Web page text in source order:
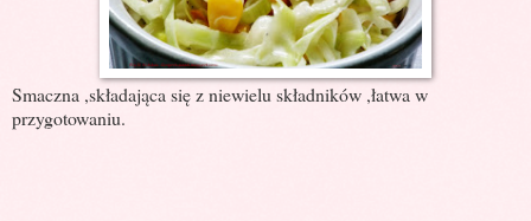
Smaczna ,składająca się z niewielu składników ,łatwa w
przygotowaniu.